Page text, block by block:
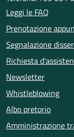
Leggi le FAQ
Prenotazione
Segnalazione
Richiesta
Newsletter
Whistleblowing
Albo pretorio
Amministrazione